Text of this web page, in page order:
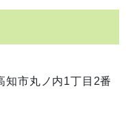
知市丸ノ内1丁目2番